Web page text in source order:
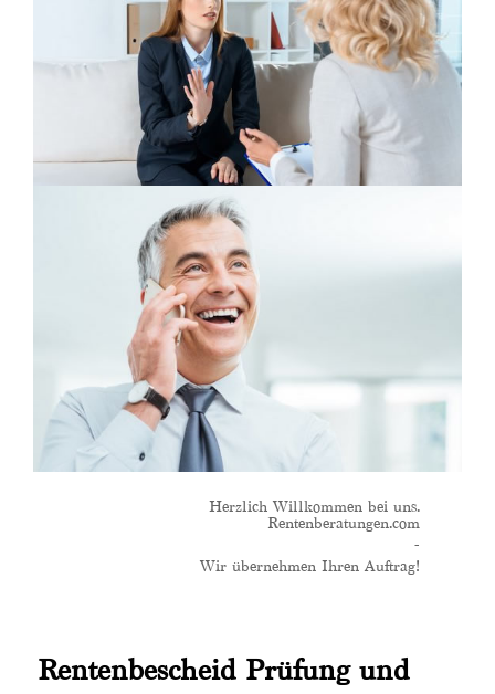
Herzlich Willkommen bei uns.
Rentenberatungen.com
-
Wir übernehmen Ihren Auftrag!
Rentenbescheid Prüfung und